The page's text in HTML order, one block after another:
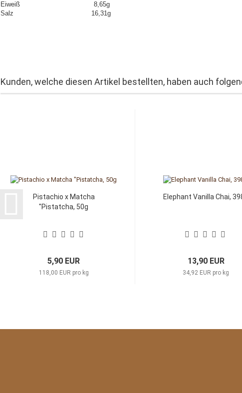
Eiweiß 8,65g
Salz 16,31g
Kunden, welche diesen Artikel bestellten, haben auch
Pistachio x Matcha
"Pistatcha, 50g
5,90 EUR
118,00 EUR pro kg
Elephant Vanilla Chai,
13,90 EUR
34,92 EUR pro kg